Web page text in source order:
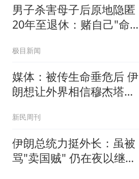
男子杀害母子后原地隐匿
20年至退休：赌自己"命
极目新闻
媒体：被传生命垂危后 伊
朗想让外界相信穆杰塔巴
新民周刊
伊朗总统力挺外长：虽被
骂"卖国贼" 仍在夜以继日